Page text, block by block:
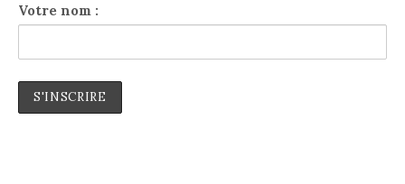
Votre nom :